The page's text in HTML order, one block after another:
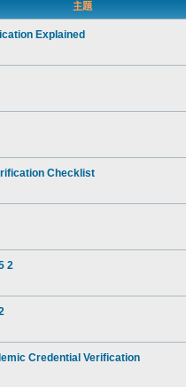
主題
Explained
Checklist
2
Credential Verification